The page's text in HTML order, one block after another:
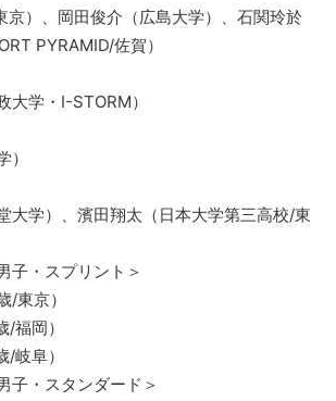
京）、岡田俊介（広島大学）、石関玲於
PYRAMID/佐賀）
大学・I-STORM）
大学）、濱田翔太（日本大学第三高校/東
子・スプリント＞
東京）
福岡）
岐阜）
子・スタンダード＞